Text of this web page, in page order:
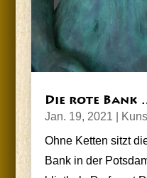
Die rote Bank
Jan. 19, 2021
Ohne Ket­ten sitzt
Bank in der